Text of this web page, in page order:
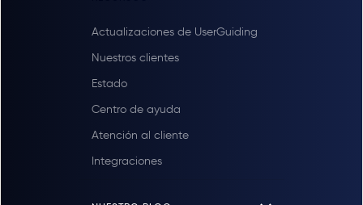
Actualizaciones de UserGuiding
Nuestros clientes
Estado
Centro de ayuda
Atención al cliente
Integraciones